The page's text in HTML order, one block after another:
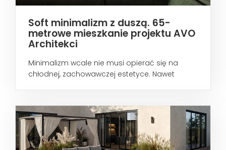
Soft minimalizm z duszą. 65-
metrowe mieszkanie projektu AVO
Architekci
Minimalizm wcale nie musi opierać się na
chłodnej, zachowawczej estetyce. Nawet